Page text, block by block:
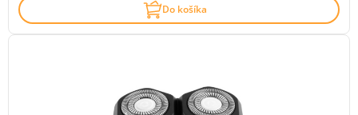
Do košíka